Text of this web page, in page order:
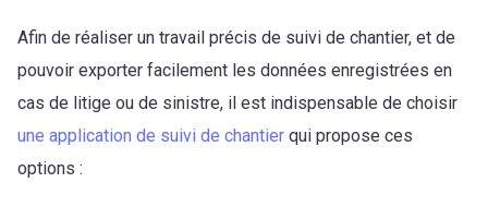
Afin de réaliser un travail précis de suivi de chantier, et de
pouvoir exporter facilement les données enregistrées en
cas de litige ou de sinistre, il est indispensable de choisir
une application de suivi de chantier qui propose ces
options :